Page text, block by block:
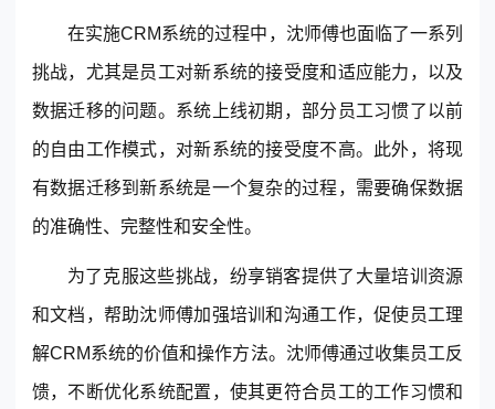
在实施CRM系统的过程中，沈师傅也面临了一系列
挑战，尤其是员工对新系统的接受度和适应能力，以及
数据迁移的问题。系统上线初期，部分员工习惯了以前
的自由工作模式，对新系统的接受度不高。此外，将现
有数据迁移到新系统是一个复杂的过程，需要确保数据
的准确性、完整性和安全性。
为了克服这些挑战，纷享销客提供了大量培训资源
和文档，帮助沈师傅加强培训和沟通工作，促使员工理
解CRM系统的价值和操作方法。沈师傅通过收集员工反
馈，不断优化系统配置，使其更符合员工的工作习惯和